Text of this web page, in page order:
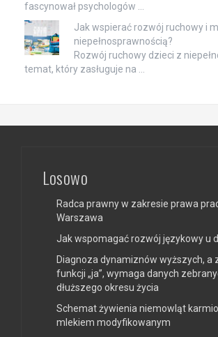
fascynował psychologów …
Jak wspierać rozwój ruchowy i
niepełnosprawnością?
Rozwój ruchowy dzieci z
temat, który zasługuje na …
Losowo
Radca prawny w zakresie prawa
Warszawa
Jak wspomagać rozwój językowy u
Diagnoza dynamiznów wyższych, a
funkcji „ja”, wymaga danych
dłuższego okresu życia
Schemat żywienia niemowląt
mlekiem modyfikowanym